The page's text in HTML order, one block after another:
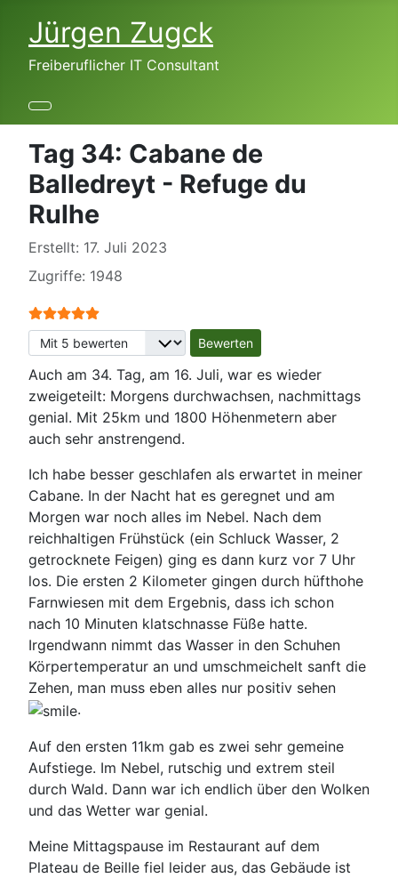
Jürgen Zugck
Freiberuflicher IT Consultant
Tag 34: Cabane de
Balledreyt - Refuge du
Rulhe
Erstellt: 17. Juli 2023
Zugriffe: 1948
Bewertung:
Bitte bewerten
Auch am 34. Tag, am 16. Juli, war es wieder
zweigeteilt: Morgens durchwachsen, nachmittags
genial. Mit 25km und 1800 Höhenmetern aber
auch sehr anstrengend.
Ich habe besser geschlafen als erwartet in meiner
Cabane. In der Nacht hat es geregnet und am
Morgen war noch alles im Nebel. Nach dem
reichhaltigen Frühstück (ein Schluck Wasser, 2
getrocknete Feigen) ging es dann kurz vor 7 Uhr
los. Die ersten 2 Kilometer gingen durch hüfthohe
Farnwiesen mit dem Ergebnis, dass ich schon
nach 10 Minuten klatschnasse Füße hatte.
Irgendwann nimmt das Wasser in den Schuhen
Körpertemperatur an und umschmeichelt sanft die
Zehen, man muss eben alles nur positiv sehen
.
Auf den ersten 11km gab es zwei sehr gemeine
Aufstiege. Im Nebel, rutschig und extrem steil
durch Wald. Dann war ich endlich über den Wolken
und das Wetter war genial.
Meine Mittagspause im Restaurant auf dem
Plateau de Beille fiel leider aus, das Gebäude ist